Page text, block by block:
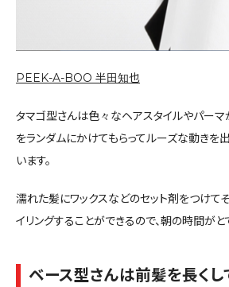
PEEK-A-BOO 半田知也
タマゴ型さんは色々なヘアスタイルやパーマ
をランダムにかけてもらってルーズな動きを
います。
濡れた髪にワックスなどのセット剤をつけて
イリングすることができるので、朝の時間がと
ベース型さんは前髪を長くし